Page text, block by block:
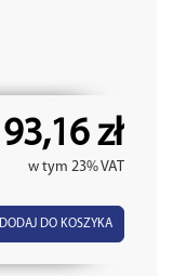
93,16 zł
w tym 23% VAT
DODAJ DO KOSZYKA